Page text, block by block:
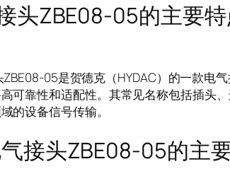
头ZBE08-05的主要
05是贺德克（HYDAC）的一款电气
可靠性和适配性。其常见名称包括插头
的设备信号传输。
头ZBE08-05的主要